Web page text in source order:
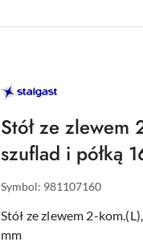
STALGAST
–
DLA
GASTRONOMII
Stół ze
szuflad i półką
Symbol: 981107160
Stół ze zlewem 2-
mm